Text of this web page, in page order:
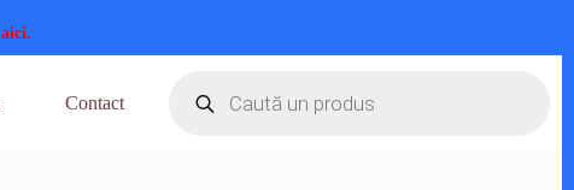
aici.
Contact
search